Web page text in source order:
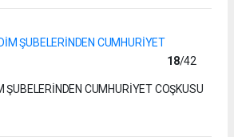
18/42
ŞUBELERİNDEN CUMHURİYET COŞKUSU